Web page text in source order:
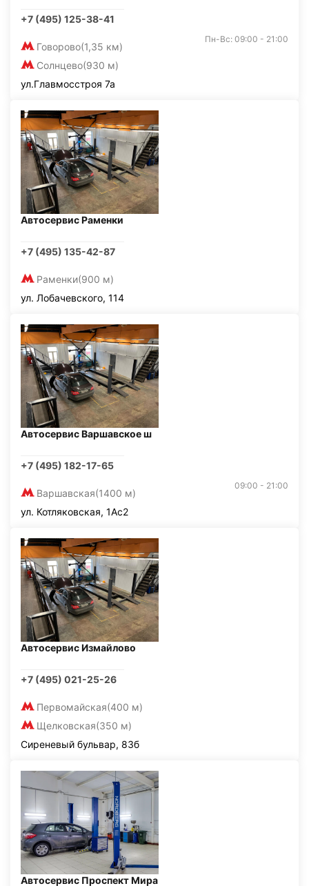
+7 (495) 125-38-41
Говорово(1,35 км)
Солнцево(930 м)
Пн-Вс: 09:00 - 21:00
ул.Главмосстроя 7а
Автосервис Раменки
+7 (495) 135-42-87
Раменки(900 м)
ул. Лобачевского, 114
Автосервис Варшавское ш
+7 (495) 182-17-65
Варшавская(1400 м)
09:00 - 21:00
ул. Котляковская, 1Ас2
Автосервис Измайлово
+7 (495) 021-25-26
Первомайская(400 м)
Щелковская(350 м)
Сиреневый бульвар, 83б
Автосервис Проспект Мира